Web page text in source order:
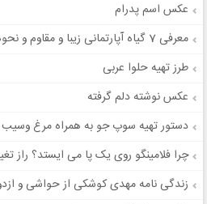
عکس اسم پدرام
معرفی 7 گیاه آپارتمانی زیبا و مقاوم و نحوه نگهداری آنها
طرز تهیه حلوا عربی
عکس نوشته دلم گرفته
دستور تهیه سوپ جو به همراه مرغ
چرا فلامینگو روی یک پا می ایستد؟ راز
زندگی نامه مهدی کوشکی از حواشی و